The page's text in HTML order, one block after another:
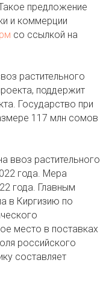
предложение
и коммерции
со ссылкой на
растительного
поддержит
Государство при
117 млн сомов
ввоз растительного
года. Мера
года. Главным
в Киргизию по
место в поставках
российского
составляет